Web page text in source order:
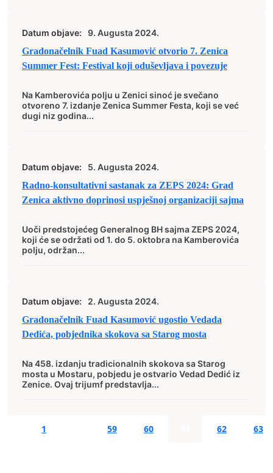
Datum objave:
9. Augusta 2024.
Gradonačelnik Fuad Kasumović otvorio 7. Zenica
Summer Fest: Festival koji oduševljava i povezuje
Na Kamberovića polju u Zenici sinoć je svečano
otvoreno 7. izdanje Zenica Summer Festa, koji se već
dugi niz godina...
Datum objave:
5. Augusta 2024.
Radno-konsultativni sastanak za ZEPS 2024: Grad
Zenica aktivno doprinosi uspješnoj organizaciji sajma
Uoči predstojećeg Generalnog BH sajma ZEPS 2024,
koji će se održati od 1. do 5. oktobra na Kamberovića
polju, održan...
Datum objave:
2. Augusta 2024.
Gradonačelnik Fuad Kasumović ugostio Vedada
Dedića, pobjednika skokova sa Starog mosta
Na 458. izdanju tradicionalnih skokova sa Starog
mosta u Mostaru, pobjedu je ostvario Vedad Dedić iz
Zenice. Ovaj trijumf predstavlja...
1 59 60 62 63